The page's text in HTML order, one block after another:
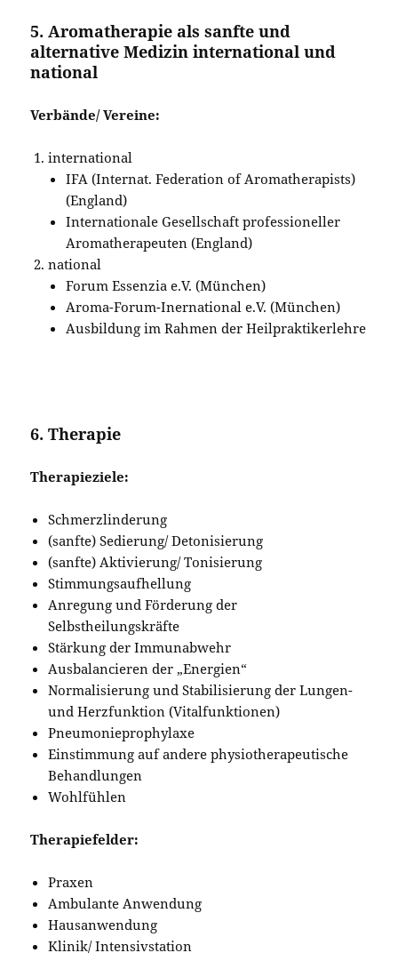
5. Aromatherapie als sanfte und
alternative Medizin international und
national
Verbände/ Vereine:
international
IFA (Internat. Federation of Aromatherapists)
(England)
Internationale Gesellschaft professioneller
Aromatherapeuten (England)
national
Forum Essenzia e.V. (München)
Aroma-Forum-Inernational e.V. (München)
Ausbildung im Rahmen der Heilpraktikerlehre
6. Therapie
Therapieziele:
Schmerzlinderung
(sanfte) Sedierung/ Detonisierung
(sanfte) Aktivierung/ Tonisierung
Stimmungsaufhellung
Anregung und Förderung der
Selbstheilungskräfte
Stärkung der Immunabwehr
Ausbalancieren der „Energien“
Normalisierung und Stabilisierung der Lungen-
und Herzfunktion (Vitalfunktionen)
Pneumonieprophylaxe
Einstimmung auf andere physiotherapeutische
Behandlungen
Wohlfühlen
Therapiefelder:
Praxen
Ambulante Anwendung
Hausanwendung
Klinik/ Intensivstation